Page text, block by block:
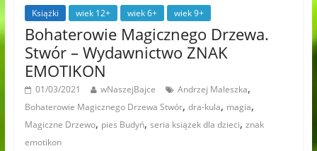
Książki wiek 12+ wiek 6+ wiek 9+
Bohaterowie Magicznego Drzewa.
Stwór – Wydawnictwo ZNAK
EMOTIKON
01/03/2021 wNaszejBajce Andrzej Maleszka,
Bohaterowie Magicznego Drzewa Stwór, dra-kula, magia,
Magiczne Drzewo, pies Budyń, seria książek dla dzieci, znak
emotikon